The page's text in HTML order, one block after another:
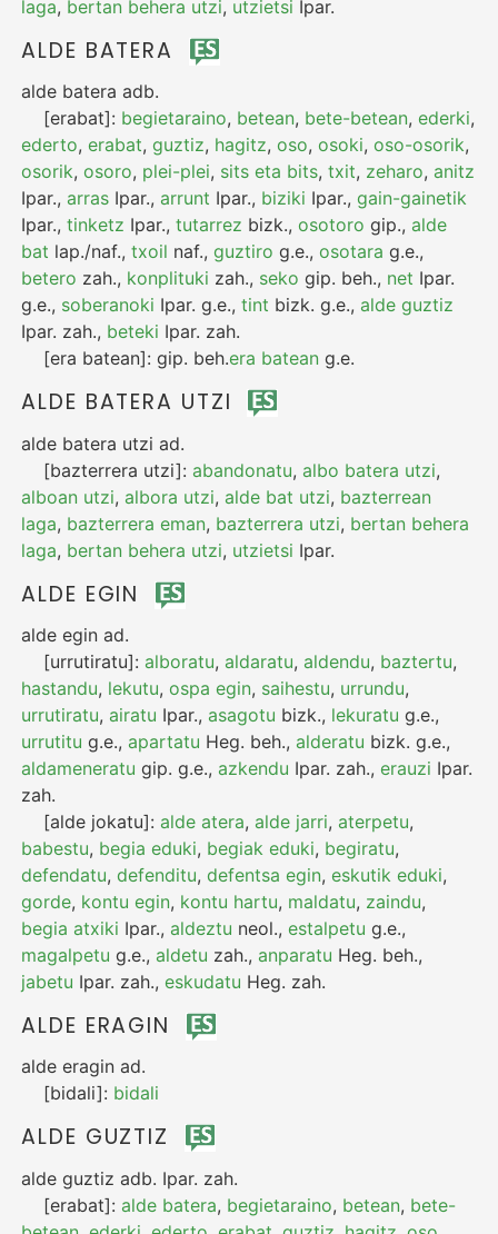
laga, bertan behera utzi, utzietsi Ipar.
ALDE BATERA
alde batera adb.
[erabat]: begietaraino, betean, bete-betean,ederki,
ederto,erabat,guztiz, hagitz,oso,osoki,oso-osorik,
osorik,osoro, plei-plei, sits eta bits,txit, zeharo,anitz
Ipar.,arras Ipar.,arrunt Ipar., biziki Ipar.,gain-gainetik
Ipar.,tinketz Ipar.,tutarrez bizk.,osotoro gip.,alde
bat lap./naf.,txoil naf.,guztiro g.e.,osotara g.e.,
betero zah., konplituki zah., seko gip. beh., net Ipar.
g.e., soberanoki Ipar. g.e.,tint bizk. g.e.,alde guztiz
Ipar. zah., beteki Ipar. zah.
[era batean]:gip. beh.era batean g.e.
ALDE BATERA UTZI
alde batera utzi ad.
[bazterrera utzi]:abandonatu,albo batera utzi,
alboan utzi,albora utzi,alde bat utzi, bazterrean
laga, bazterrera eman, bazterrera utzi, bertan behera
laga, bertan behera utzi, utzietsi Ipar.
ALDE EGIN
alde egin ad.
[urrutiratu]:alboratu,aldaratu,aldendu, baztertu,
hastandu, lekutu,ospa egin, saihestu, urrundu,
urrutiratu,airatu Ipar.,asagotu bizk., lekuratu g.e.,
urrutitu g.e.,apartatu Heg. beh.,alderatu bizk. g.e.,
aldameneratu gip. g.e.,azkendu Ipar. zah.,erauzi Ipar.
zah.
[alde jokatu]:alde atera,alde jarri,aterpetu,
babestu, begia eduki, begiak eduki, begiratu,
defendatu,defenditu,defentsa egin,eskutik eduki,
gorde, kontu egin, kontu hartu, maldatu, zaindu,
begia atxiki Ipar.,aldeztu neol.,estalpetu g.e.,
magalpetu g.e.,aldetu zah.,anparatu Heg. beh.,
jabetu Ipar. zah.,eskudatu Heg. zah.
ALDE ERAGIN
alde eragin ad.
[bidali]: bidali
ALDE GUZTIZ
alde guztiz adb. Ipar. zah.
[erabat]:alde batera, begietaraino, betean, bete-